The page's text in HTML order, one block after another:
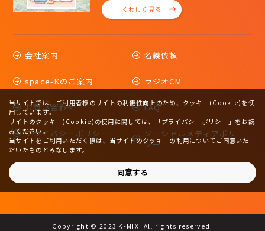
くわしく見る
会社案内 名義依頼
space-Kのご案内 ラジオCM
お問い合わせ FAQ
プライバシーポリシー
ソーシャルメディアポリ
シー
Copyright © 2023 K-MIX. All rights reserved.
当サイトでは、ご利用者様のサイトの利便性向上のため、クッキー(Cookie)を使
用しています。
サイトのクッキー(Cookie)の使用に関しては、
「プライバシーポリシー 」をお読
みください。
当サイトをご利用いただく際は、当サイトのクッキーの利用についてご同意いた
だいたものとみなします。
同意する